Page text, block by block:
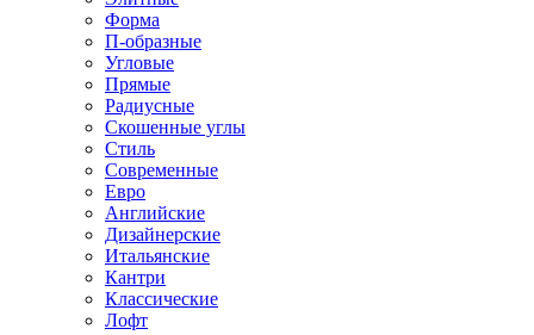
Форма
П-образные
Угловые
Прямые
Радиусные
Скошенные углы
Стиль
Современные
Евро
Английские
Дизайнерские
Итальянские
Кантри
Классические
Лофт